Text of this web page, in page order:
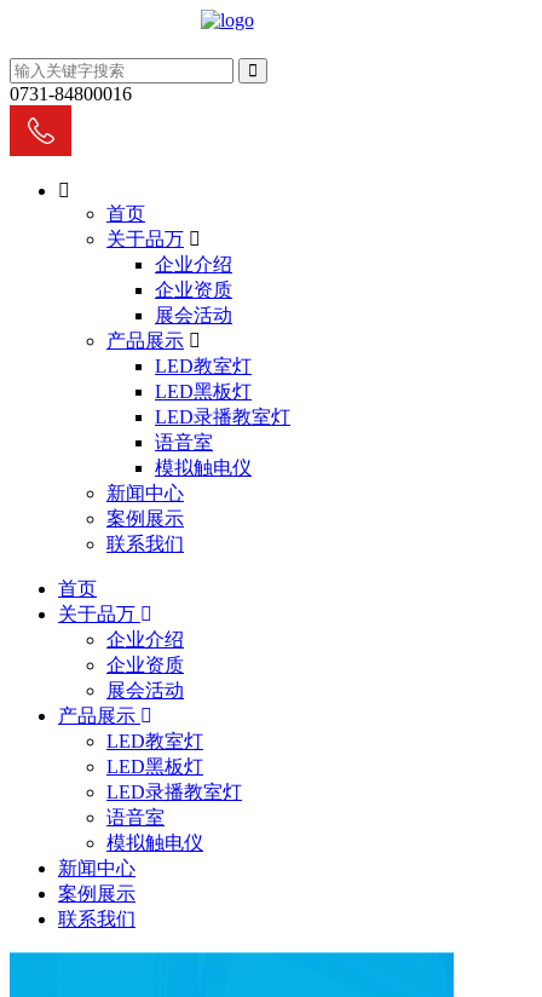
0731-84800016
首页
关于品万
企业介绍
企业资质
展会活动
产品展示
LED教室灯
LED黑板灯
LED录播教室灯
语音室
模拟触电仪
新闻中心
案例展示
联系我们
首页
关于品万
企业介绍
企业资质
展会活动
产品展示
LED教室灯
LED黑板灯
LED录播教室灯
语音室
模拟触电仪
新闻中心
案例展示
联系我们